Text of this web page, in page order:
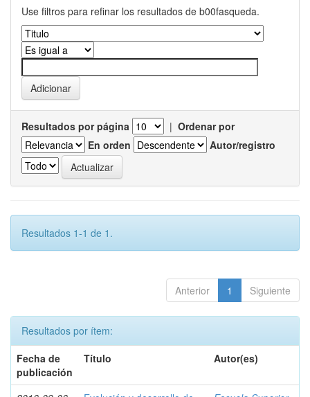
Use filtros para refinar los resultados de b00fasqueda.
Resultados por página | Ordenar por
En orden
Autor/registro
Resultados 1-1 de 1.
Anterior 1 Siguiente
Resultados por ítem:
Fecha de
publicación
Título Autor(es)